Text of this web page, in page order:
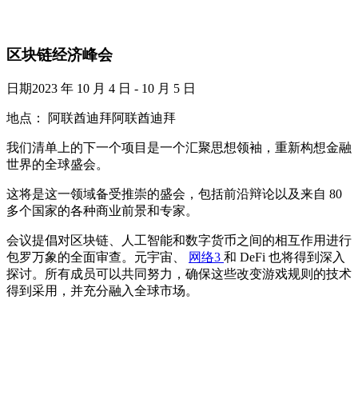
区块链经济峰会
日期2023 年 10 月 4 日 - 10 月 5 日
地点： 阿联酋迪拜阿联酋迪拜
我们清单上的下一个项目是一个汇聚思想领袖，重新构想金融
世界的全球盛会。
这将是这一领域备受推崇的盛会，包括前沿辩论以及来自 80
多个国家的各种商业前景和专家。
会议提倡对区块链、人工智能和数字货币之间的相互作用进行
包罗万象的全面审查。元宇宙、
网络3 和 DeFi 也将得到深入
探讨。所有成员可以共同努力，确保这些改变游戏规则的技术
得到采用，并充分融入全球市场。